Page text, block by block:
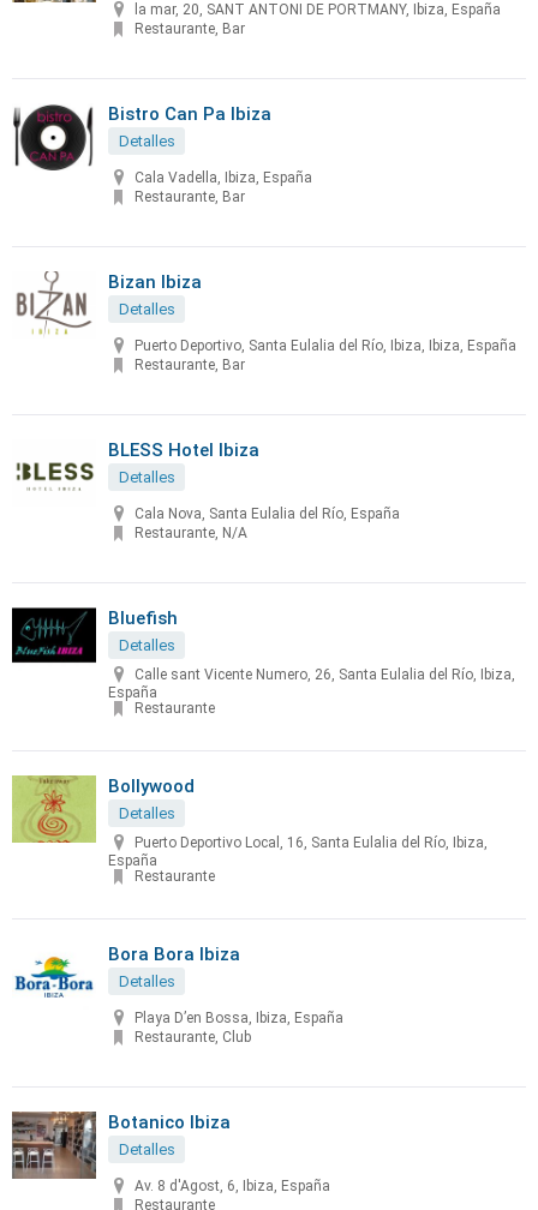
la mar, 20, SANT ANTONI DE PORTMANY, Ibiza, España
Restaurante, Bar
Bistro Can Pa Ibiza
Detalles
Cala Vadella, Ibiza, España
Restaurante, Bar
Bizan Ibiza
Detalles
Puerto Deportivo, Santa Eulalia del Río, Ibiza, Ibiza, España
Restaurante, Bar
BLESS Hotel Ibiza
Detalles
Cala Nova, Santa Eulalia del Río, España
Restaurante, N/A
Bluefish
Detalles
Calle sant Vicente Numero, 26, Santa Eulalia del Río, Ibiza,
España
Restaurante
Bollywood
Detalles
Puerto Deportivo Local, 16, Santa Eulalia del Río, Ibiza,
España
Restaurante
Bora Bora Ibiza
Detalles
Playa D’en Bossa, Ibiza, España
Restaurante, Club
Botanico Ibiza
Detalles
Av. 8 d'Agost, 6, Ibiza, España
Restaurante